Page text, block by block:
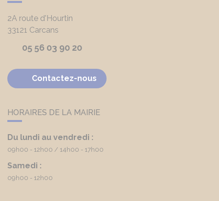
2A route d'Hourtin
33121 Carcans
05 56 03 90 20
Contactez-nous
HORAIRES DE LA MAIRIE
Du lundi au vendredi :
09h00 - 12h00 14h00 - 17h00
Samedi :
09h00 - 12h00